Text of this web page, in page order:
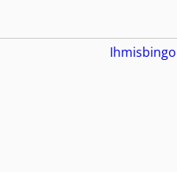
Ihmisbingo